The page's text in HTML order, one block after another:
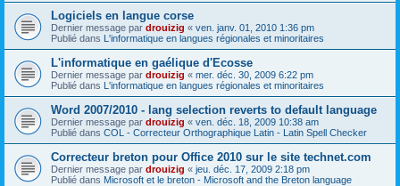
Logiciels en langue corse
Dernier message par drouizig « ven. janv. 01, 2010 1:36 pm
Publié dans L'informatique en langues régionales et minoritaires
L'informatique en gaélique d'Ecosse
Dernier message par drouizig « mer. déc. 30, 2009 6:22 pm
Publié dans L'informatique en langues régionales et minoritaires
Word 2007/2010 - lang selection reverts to default language
Dernier message par drouizig « ven. déc. 18, 2009 10:38 am
Publié dans COL - Correcteur Orthographique Latin - Latin Spell Checker
Correcteur breton pour Office 2010 sur le site technet.com
Dernier message par drouizig « jeu. déc. 17, 2009 2:18 pm
Publié dans Microsoft et le breton - Microsoft and the Breton language